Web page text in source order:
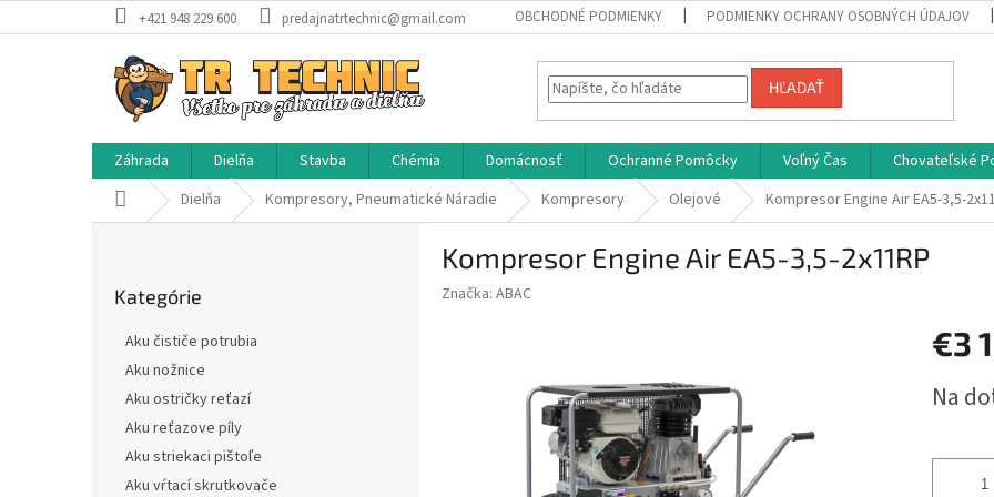
na
+421 948 229 600 predajnatrtechnic@gmail.com OBCHODNÉ PODMIENKY PODMIENKY OCHRANY OSOBNÝCH ÚDAJOV
HĽADAŤ
Záhrada Dielňa Stavba Chémia Domácnosť Ochranné Pomôcky Voľný Čas Chovateľské
DomovDielňa Kompresory, Pneumatické Náradie Kompresory Olejové Kompresor Engine Air EA5-3,5-
kategórie
Kategórie
Aku čističe potrubia
Aku nožnice
Aku ostričky reťazí
Aku reťazove píly
Aku striekaci pištoľe
Aku vŕtací skrutkovače
Kompresor Engine Air EA5-3,5-2x11RP
Značka: ABAC
€3
cena:
Na